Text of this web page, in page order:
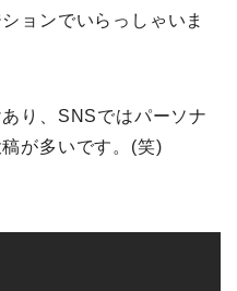
ョンでいらっしゃいま
り、SNSではパーソナ
が多いです。(笑)